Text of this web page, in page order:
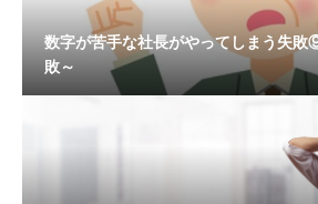
数字が苦手な社長がやってしまう失
敗～